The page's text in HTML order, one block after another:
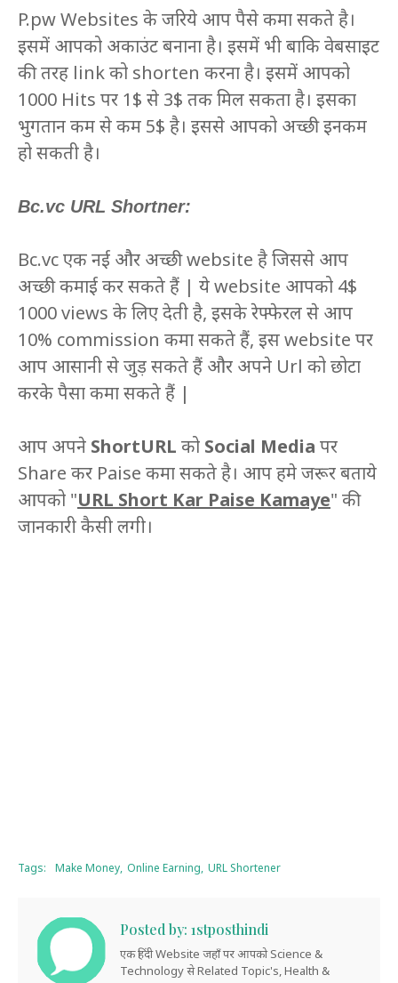
P.pw Websites के जरिये आप पैसे कमा सकते है।
इसमें आपको अकाउंट बनाना है। इसमें भी बाकि वेबसाइट
की तरह link को shorten करना है। इसमें आपको
1000 Hits पर 1$ से 3$ तक मिल सकता है। इसका
भुगतान कम से कम 5$ है। इससे आपको अच्छी इनकम
हो सकती है।
Bc.vc URL Shortner:
Bc.vc एक नई और अच्छी website है जिससे आप
अच्छी कमाई कर सकते हैं | ये website आपको 4$
1000 views के लिए देती है, इसके रेफ्फेरल से आप
10% commission कमा सकते हैं, इस website पर
आप आसानी से जुड़ सकते हैं और अपने Url को छोटा
करके पैसा कमा सकते हैं |
आप अपने ShortURL को Social Media पर
Share कर Paise कमा सकते है। आप हमे जरूर बताये
आपको "URL Short Kar Paise Kamaye" की
जानकारी कैसी लगी।
Tags: Make Money Online Earning URL Shortener
Posted by: 1stposthindi
एक हिंदी Website जहाँ पर आपको Science &
Technology से Related Topic's, Health &